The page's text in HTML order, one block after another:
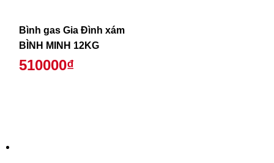
Bình gas Gia Đình xám
BÌNH MINH 12KG
510000₫